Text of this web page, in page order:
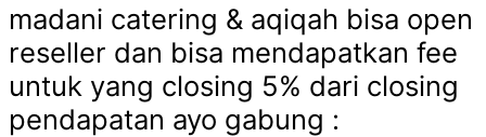
madani catering & aqiqah bisa open
reseller dan bisa mendapatkan fee
untuk yang closing 5% dari closing
pendapatan ayo gabung :